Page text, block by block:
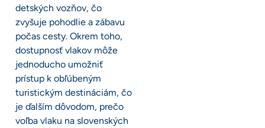
detských vozňov, čo
zvyšuje pohodlie a zábavu
počas cesty. Okrem toho,
dostupnosť vlakov môže
jednoducho umožniť
prístup k obľúbeným
turistickým destináciám, čo
je ďalším dôvodom, prečo
voľba vlaku na slovenských